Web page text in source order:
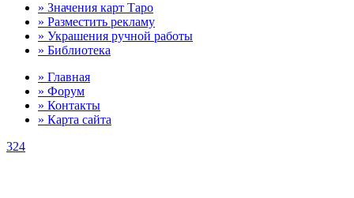
» Значения карт Таро
» Разместить рекламу
» Украшения ручной работы
» Библиотека
» Главная
» Форум
» Контакты
» Карта сайта
324